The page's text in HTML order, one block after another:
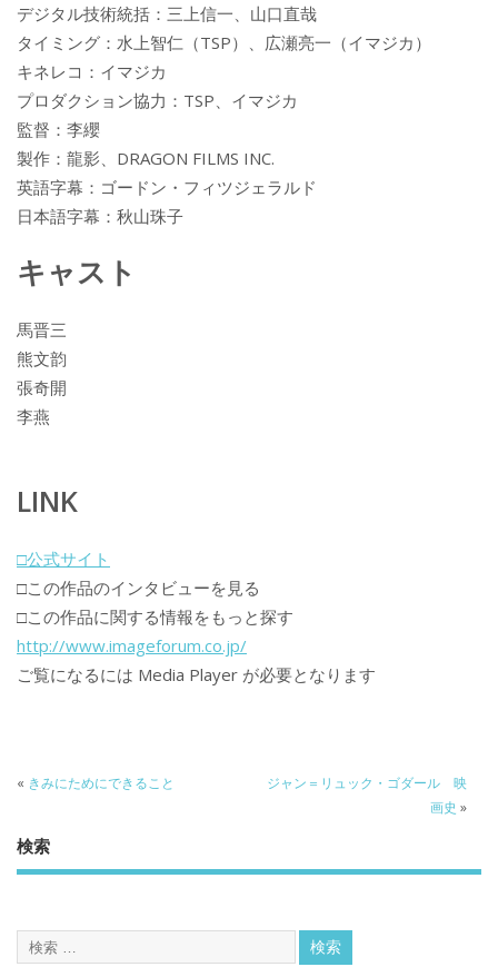
デジタル技術統括：三上信一、山口直哉
タイミング：水上智仁（TSP）、広瀬亮一（イマジカ）
キネレコ：イマジカ
プロダクション協力：TSP、イマジカ
監督：李纓
製作：龍影、DRAGON FILMS INC.
英語字幕：ゴードン・フィツジェラルド
日本語字幕：秋山珠子
キャスト
馬晋三
熊文韵
張奇開
李燕
LINK
□公式サイト
□この作品のインタビューを見る
□この作品に関する情報をもっと探す
http://www.imageforum.co.jp/
ご覧になるには Media Player が必要となります
« きみにためにできること
ジャン＝リュック・ゴダール 映
画史 »
検索